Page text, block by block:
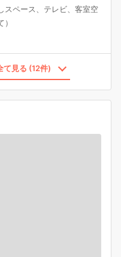
スペース、テレビ、客室空
て見る (12件)